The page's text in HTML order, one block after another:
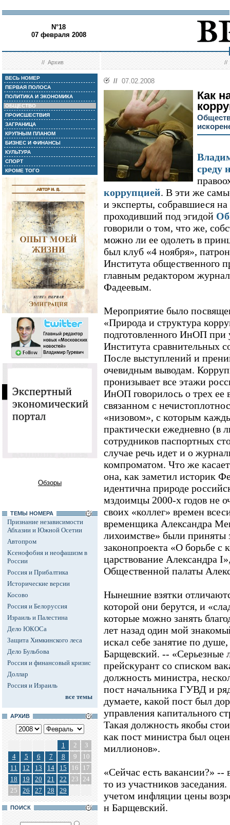
N°18
07 февраля 2008
//Архив //
ВЕСЬ НОМЕР
ПЕРВАЯ ПОЛОСА
ПОЛИТИКА И ЭКОНОМИКА
ОБЩЕСТВО
ПРОИСШЕСТВИЯ
ЗАГРАНИЦА
КРУПНЫМ ПЛАНОМ
БИЗНЕС И ФИНАНСЫ
КУЛЬТУРА
СПОРТ
КРОМЕ ТОГО
Обзоры
ТЕМЫ НОМЕРА
Признание независимости
Абхазии и Южной Осетии
Автопром
Ксенофобия и неофашизм в
России
Россия и Прибалтика
Исторические версии
Косово
Россия и Белоруссия
Израиль и Палестина
Дело ЮКОСа
Защита Химкинского леса
Дело Бульбова
Россия и финансовый кризис
Доллар
Россия и Израиль
все темы
АРХИВ
1 2
3
4
5 6 7 8 9
10
11
12 13 14 15 16
17
18
19 20 21 22 23 24
25
26 27 28 29
ПОИСК
// 07.02.2008
Как
среду
коррупцией. В эти же
и эксперты, собравшиеся
проходивший под эгидой
говорили о том, что же,
можно ли ее одолеть в
был клуб «4 ноября»,
Института общественного
главным редактором
Фадеевым.
Мероприятие было
«Природа и структура
подготовленного ИнОП при
Института сравнительных
После выступлений и
очевидным выводам.
пронизывает все этажи
ИнОП говорилось о трех ее
связанном с
«низовом», с которым
практически ежедневно (в
сотрудников паспортных
случае речь идет и о
компроматом. Что же
она, как заметил историк
идентична природе
мздоимцы 2000-х годов не
своих «коллег» времен
временщика Александра
лихоимстве» были приняты
законопроекта «О борьбе с
царствование Александра
Общественной палаты
Нынешние взятки
которой они берутся, и
которые можно занять
лет назад один мой
искал себе занятие по
Барщевский. -- «Серьезные
прейскурант со списком
должность министра,
пост начальника ГУВД и
думаете, какой пост был
управления капитального
Такая должность якобы
как пост министра был
миллионов».
«Сейчас есть вакансии?» --
то из участников
учетом инфляции цены
н Барщевский.